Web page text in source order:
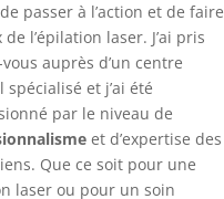
passer à l’action et de faire
de l’épilation laser. J’ai pris
auprès d’un centre
spécialisé et j’ai été
par le niveau de
et d’expertise des
Que ce soit pour une
laser ou pour un soin